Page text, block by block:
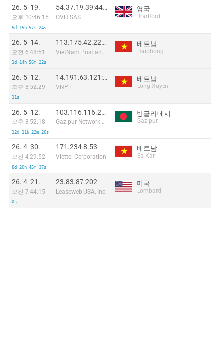
26. 5. 19.
오후 10:46:15
5d 15h 57m 24s
54.37.19.39:44152
OVH SAS
영국
Bradford
26. 5. 14.
오전 6:48:51
1d 14h 56m 22s
113.175.42.223:41242
VietNam Post and Telecom Corporation
베트남
Haiphong
26. 5. 12.
오후 3:52:29
11s
14.191.63.121:27596
VNPT
베트남
Long Xuyen
26. 5. 12.
오후 3:52:18
12d 11h 22m 26s
103.116.116.242:57282
Gazipur Network System
방글라데시
Gazipur
26. 4. 30.
오전 4:29:52
8d 20h 45m 37s
171.234.8.53
Viettel Corporation
베트남
Ea Kar
26. 4. 21.
오전 7:44:15
0s
23.83.87.202
Leaseweb USA, Inc.
미국
Lombard